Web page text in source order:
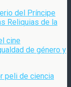
del Príncipe
Reliquias de la
cine
de género y
peli de ciencia